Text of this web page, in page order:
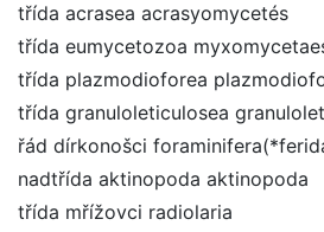
třída acrasea acrasyomycetés
třída eumycetozoa
třída plazmodioforea
třída granuloleticulosea
řád dírkonošci
nadtřída aktinopoda aktinopoda
třída mřížovci radiolaria